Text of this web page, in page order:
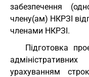
забезпечення
члену(ам) НКРЗІ
членами НКРЗІ.
Підготовка
урахуванням